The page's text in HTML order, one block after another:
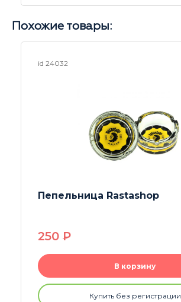
Похожие товары:
id 23129
Пепельница Silicone
290P
В корзину
Купить без регистрации